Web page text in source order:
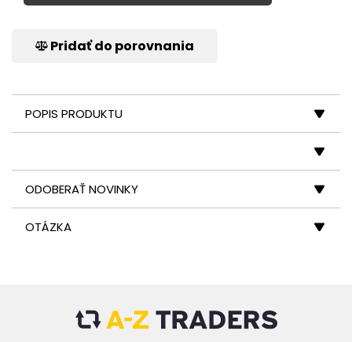
Pridať do porovnania
POPIS PRODUKTU
ODOBERAŤ NOVINKY
OTÁZKA